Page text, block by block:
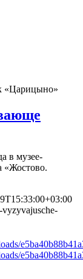
«Царицыно»
в музее-
«Жостово.
vyzyvajusche-